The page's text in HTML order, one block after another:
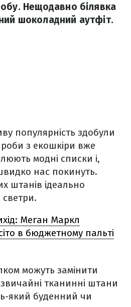
Нещодавно білявка
шоколадний аутфіт.
популярність здобули
з екошкіри вже
модні списки і,
нас покинуть.
штанів ідеально
светри.
Меган Маркл
в бюджетному пальті
можуть замінити
тканинні штани
який буденний чи